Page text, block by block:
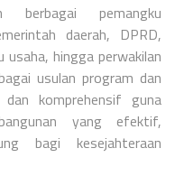
berbagai pemangku
daerah, DPRD,
usaha, hingga perwakilan
usulan program dan
komprehensif guna
yang efektif,
bagi kesejahteraan